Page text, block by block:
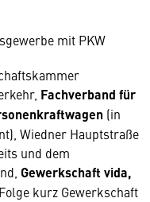
mit PKW
Fachverband für
(in
Wiedner Hauptstraße
und dem
Gewerkschaft vida,
kurz Gewerkschaft